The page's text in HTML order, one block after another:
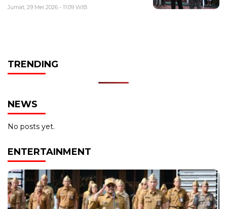
Jumat, 29 Mei 2026 - 11:09 WIB
TRENDING
NEWS
No posts yet.
ENTERTAINMENT